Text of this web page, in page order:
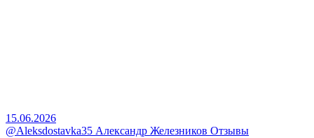
15.06.2026
@Aleksdostavka35 Александр Железников Отзывы